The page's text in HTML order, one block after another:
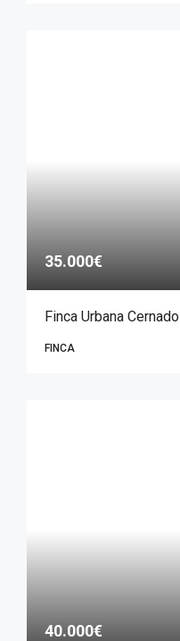
35.000€
Finca Urbana Cernado
FINCA
40.000€